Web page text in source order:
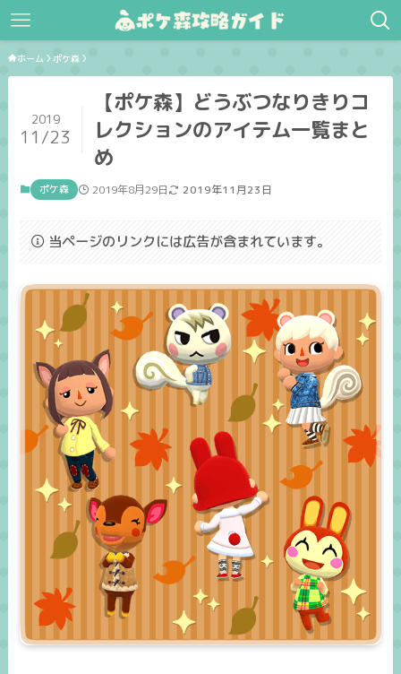
ホーム ポケ森
【ポケ森】どうぶつなりきりコ
レクションのアイテム一覧まと
め
2019
11/23
ポケ森 2019年8月29日 2019年11月23日
当ページのリンクには広告が含まれています。